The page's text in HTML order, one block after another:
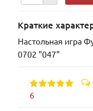
Краткие
Настольная игра
0702 "047"
6